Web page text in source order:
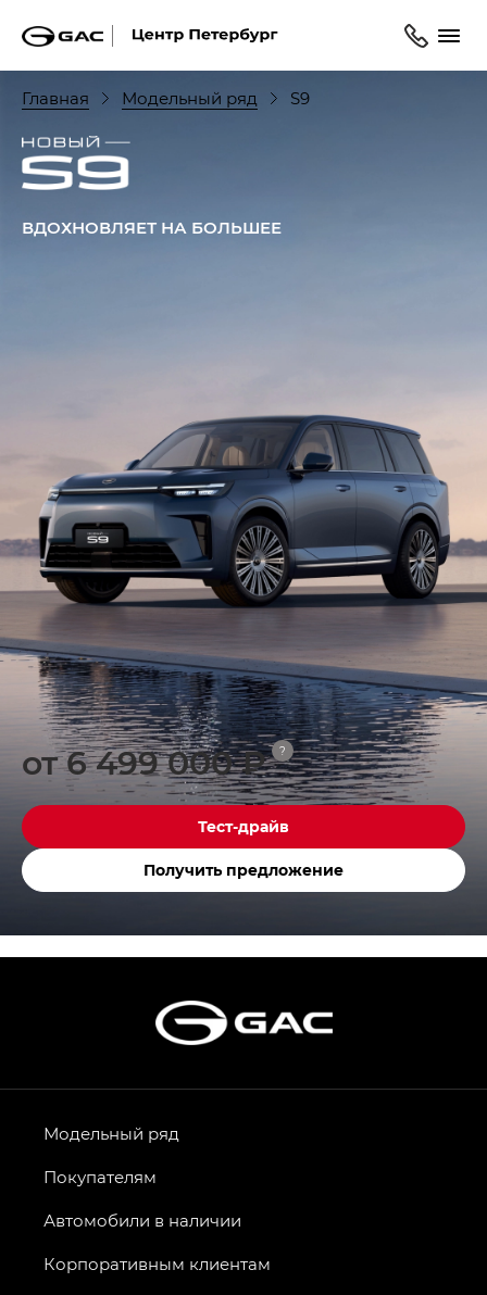
Главная Модельный ряд S9
ВДОХНОВЛЯЕТ НА БОЛЬШЕЕ
от 6 499 000 ₽ ?
Тест-драйв
Получить предложение
Модельный ряд
Покупателям
Автомобили в наличии
Корпоративным клиентам